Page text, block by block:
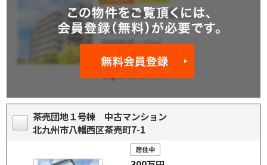
茶売団地１号棟 中古マンション
北九州市八幡西区茶売町7-1